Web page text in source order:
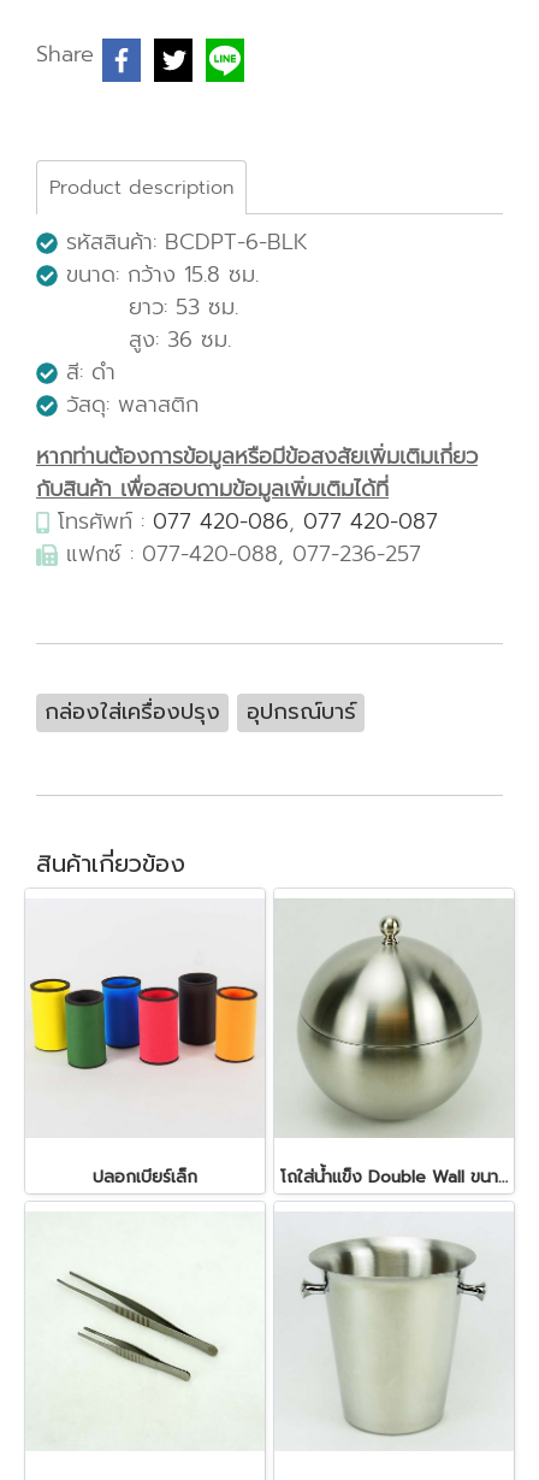
Share
Product description
รหัสสินค้า: BCDPT-6-BLK
ขนาด: กว้าง 15.8 ซม.
ยาว: 53 ซม.
สูง: 36 ซม.
สี: ดำ
วัสดุ: พลาสติก
หากท่านต้องการข้อมูลหรือมีข้อสงสัยเพิ่มเติมเกี่ยว
กับสินค้า เพื่อสอบถามข้อมูลเพิ่มเติมได้ที่
โทรศัพท์ : 077 420-086, 077 420-087
แฟกซ์ : 077-420-088, 077-236-257
กล่องใส่เครื่องปรุง อุปกรณ์บาร์
สินค้าเกี่ยวข้อง
ปลอกเบียร์เล็ก โถใส่น้ำแข็ง Double Wall ขนาด 1 ลิตร